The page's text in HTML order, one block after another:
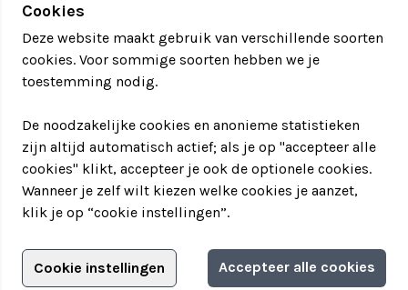
Filter jouw teamuitstapje!
Adverteren?
Cookies
Deze website maakt gebruik van verschillende soorten
cookies. Voor sommige soorten hebben we je
toestemming nodig.
De noodzakelijke cookies en anonieme statistieken
zijn altijd automatisch actief; als je op "accepteer alle
cookies" klikt, accepteer je ook de optionele cookies.
Wanneer je zelf wilt kiezen welke cookies je aanzet,
klik je op “cookie instellingen”.
Cookie instellingen Accepteer alle cookies